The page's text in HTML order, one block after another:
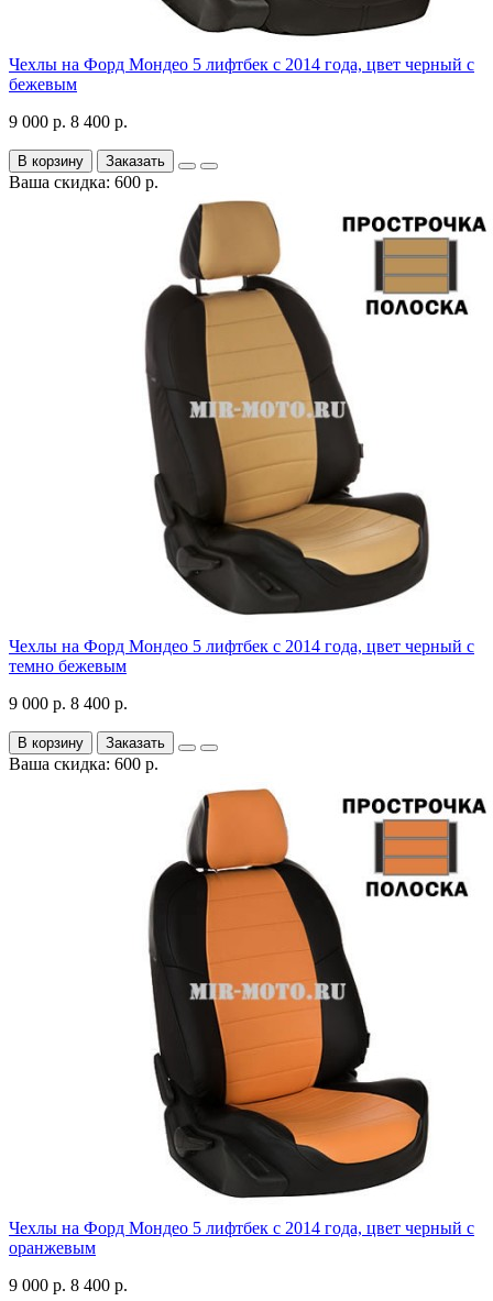
Чехлы на Форд Мондео 5 лифтбек с 2014 года, цвет черный с
бежевым
9 000 р. 8 400 р.
В корзину Заказать
Ваша скидка: 600 р.
Чехлы на Форд Мондео 5 лифтбек с 2014 года, цвет черный с
темно бежевым
9 000 р. 8 400 р.
В корзину Заказать
Ваша скидка: 600 р.
Чехлы на Форд Мондео 5 лифтбек с 2014 года, цвет черный с
оранжевым
9 000 р. 8 400 р.